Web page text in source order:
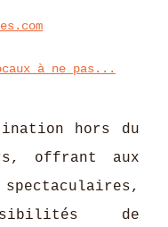
à ne pas...
hors du
offrant aux
de